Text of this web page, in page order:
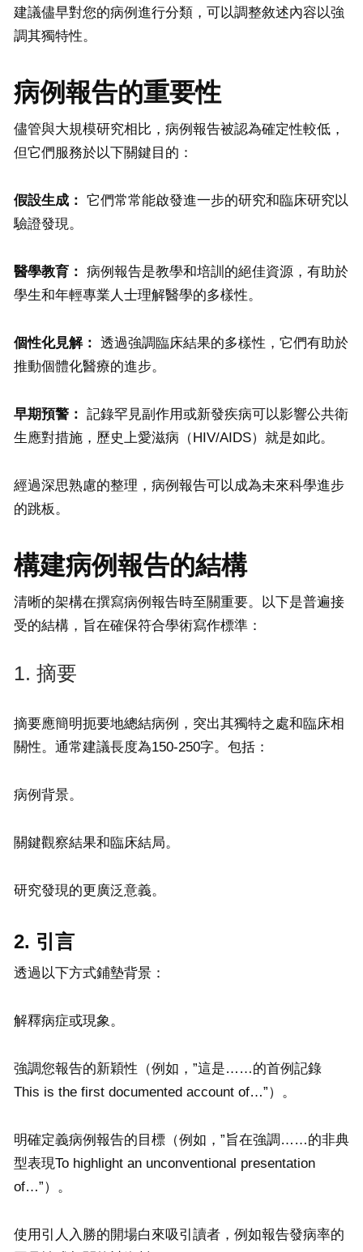
建議儘早對您的病例進行分類，可以調整敘述內容以強
調其獨特性。
病例報告的重要性
儘管與大規模研究相比，病例報告被認為確定性較低，
但它們服務於以下關鍵目的：
假設生成： 它們常常能啟發進一步的研究和臨床研究以
驗證發現。
醫學教育： 病例報告是教學和培訓的絕佳資源，有助於
學生和年輕專業人士理解醫學的多樣性。
個性化見解： 透過強調臨床結果的多樣性，它們有助於
推動個體化醫療的進步。
早期預警： 記錄罕見副作用或新發疾病可以影響公共衛
生應對措施，歷史上愛滋病（HIV/AIDS）就是如此。
經過深思熟慮的整理，病例報告可以成為未來科學進步
的跳板。
構建病例報告的結構
清晰的架構在撰寫病例報告時至關重要。以下是普遍接
受的結構，旨在確保符合學術寫作標準：
1. 摘要
摘要應簡明扼要地總結病例，突出其獨特之處和臨床相
關性。通常建議長度為150-250字。包括：
病例背景。
關鍵觀察結果和臨床結局。
研究發現的更廣泛意義。
2. 引言
透過以下方式鋪墊背景：
解釋病症或現象。
強調您報告的新穎性（例如，”這是……的首例記錄
This is the first documented account of…”）。
明確定義病例報告的目標（例如，”旨在強調……的非典
型表現To highlight an unconventional presentation
of…”）。
使用引人入勝的開場白來吸引讀者，例如報告發病率的